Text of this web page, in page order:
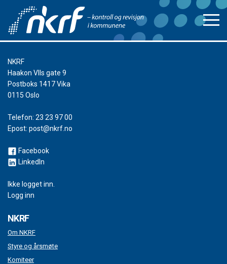
NKRF
Haakon VIIs gate 9
Postboks 1417 Vika
0115 Oslo
Telefon: 23 23 97 00
Epost: post@nkrf.no
Facebook
LinkedIn
Ikke logget inn.
Logg inn
NKRF
Om NKRF
Styre og årsmøte
Komiteer